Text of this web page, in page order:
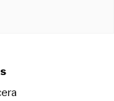
Opens in new